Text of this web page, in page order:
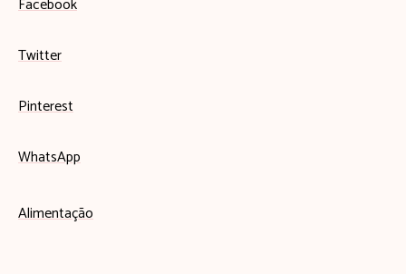
Facebook
Twitter
Pinterest
WhatsApp
Alimentação